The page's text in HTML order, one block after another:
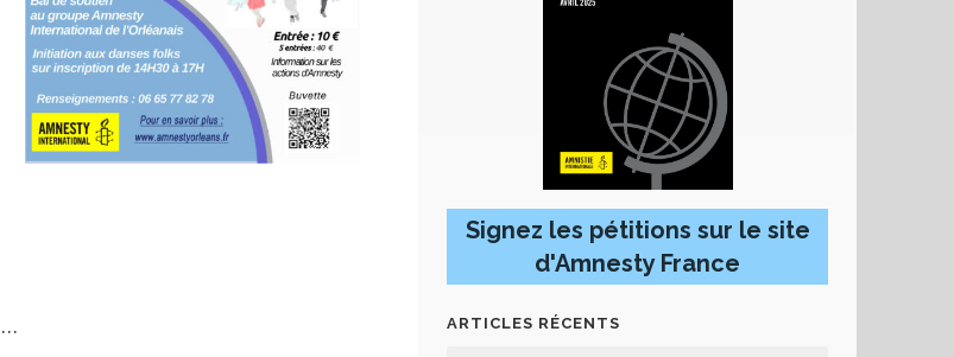
…
Signez les pétitions sur le site
d'Amnesty France
ARTICLES RÉCENTS